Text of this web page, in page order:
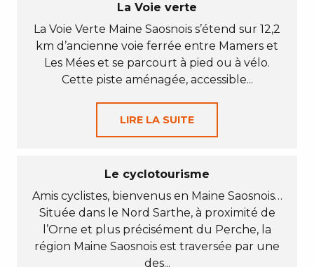
La Voie verte
La Voie Verte Maine Saosnois s’étend sur 12,2
km d’ancienne voie ferrée entre Mamers et
Les Mées et se parcourt à pied ou à vélo.
Cette piste aménagée, accessible...
LIRE LA SUITE
Le cyclotourisme
Amis cyclistes, bienvenus en Maine Saosnois…
Située dans le Nord Sarthe, à proximité de
l’Orne et plus précisément du Perche, la
région Maine Saosnois est traversée par une
des...